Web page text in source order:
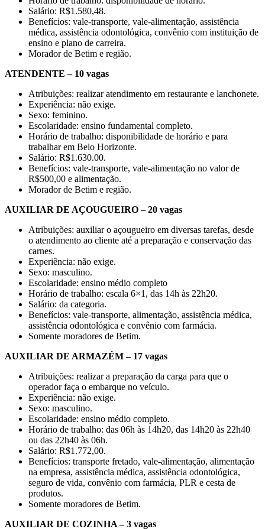
Salário: R$1.580,48.
Benefícios: vale-transporte, vale-alimentação, assistência
médica, assistência odontológica, convênio com instituição de
ensino e plano de carreira.
Morador de Betim e região.
ATENDENTE – 10 vagas
Atribuições: realizar atendimento em restaurante e lanchonete.
Experiência: não exige.
Sexo: feminino.
Escolaridade: ensino fundamental completo.
Horário de trabalho: disponibilidade de horário e para
trabalhar em Belo Horizonte.
Salário: R$1.630.00.
Benefícios: vale-transporte, vale-alimentação no valor de
R$500,00 e alimentação.
Morador de Betim e região.
AUXILIAR DE AÇOUGUEIRO – 20 vagas
Atribuições: auxiliar o açougueiro em diversas tarefas, desde
o atendimento ao cliente até a preparação e conservação das
carnes.
Experiência: não exige.
Sexo: masculino.
Escolaridade: ensino médio completo
Horário de trabalho: escala 6×1, das 14h às 22h20.
Salário: da categoria.
Benefícios: vale-transporte, alimentação, assistência médica,
assistência odontológica e convênio com farmácia.
Somente moradores de Betim.
AUXILIAR DE ARMAZÉM – 17 vagas
Atribuições: realizar a preparação da carga para que o
operador faça o embarque no veículo.
Experiência: não exige.
Sexo: masculino.
Escolaridade: ensino médio completo.
Horário de trabalho: das 06h às 14h20, das 14h20 às 22h40
ou das 22h40 às 06h.
Salário: R$1.772,00.
Benefícios: transporte fretado, vale-alimentação, alimentação
na empresa, assistência médica, assistência odontológica,
seguro de vida, convênio com farmácia, PLR e cesta de
produtos.
Somente moradores de Betim.
AUXILIAR DE COZINHA – 3 vagas